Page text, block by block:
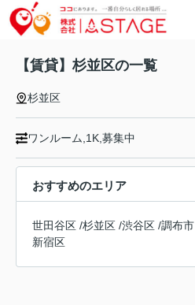
【賃貸】杉並区の一覧
杉並区
ワンルーム,1K,募集中
おすすめのエリア
世田谷区 /杉並区 /渋谷区 /調布市
新宿区